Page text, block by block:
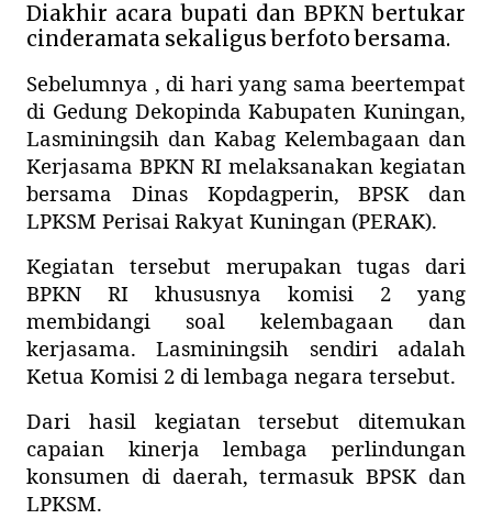
Diakhir acara bupati dan BPKN bertukar
cinderamata sekaligus berfoto bersama.
Sebelumnya , di hari yang sama beertempat
di Gedung Dekopinda Kabupaten Kuningan,
Lasminingsih dan Kabag Kelembagaan dan
Kerjasama BPKN RI melaksanakan kegiatan
bersama Dinas Kopdagperin, BPSK dan
LPKSM Perisai Rakyat Kuningan (PERAK).
Kegiatan tersebut merupakan tugas dari
BPKN RI khususnya komisi 2 yang
membidangi soal kelembagaan dan
kerjasama. Lasminingsih sendiri adalah
Ketua Komisi 2 di lembaga negara tersebut.
Dari hasil kegiatan tersebut ditemukan
capaian kinerja lembaga perlindungan
konsumen di daerah, termasuk BPSK dan
LPKSM.